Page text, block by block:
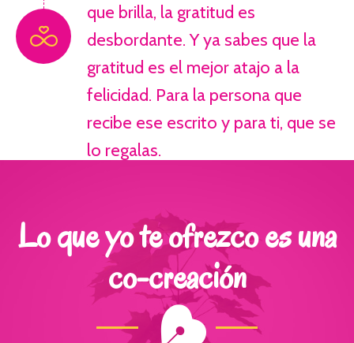
que brilla, la gratitud es
desbordante. Y ya sabes que la
gratitud es el mejor atajo a la
felicidad. Para la persona que
recibe ese escrito y para ti, que se
lo regalas.
Lo que yo te ofrezco es una
co-creación